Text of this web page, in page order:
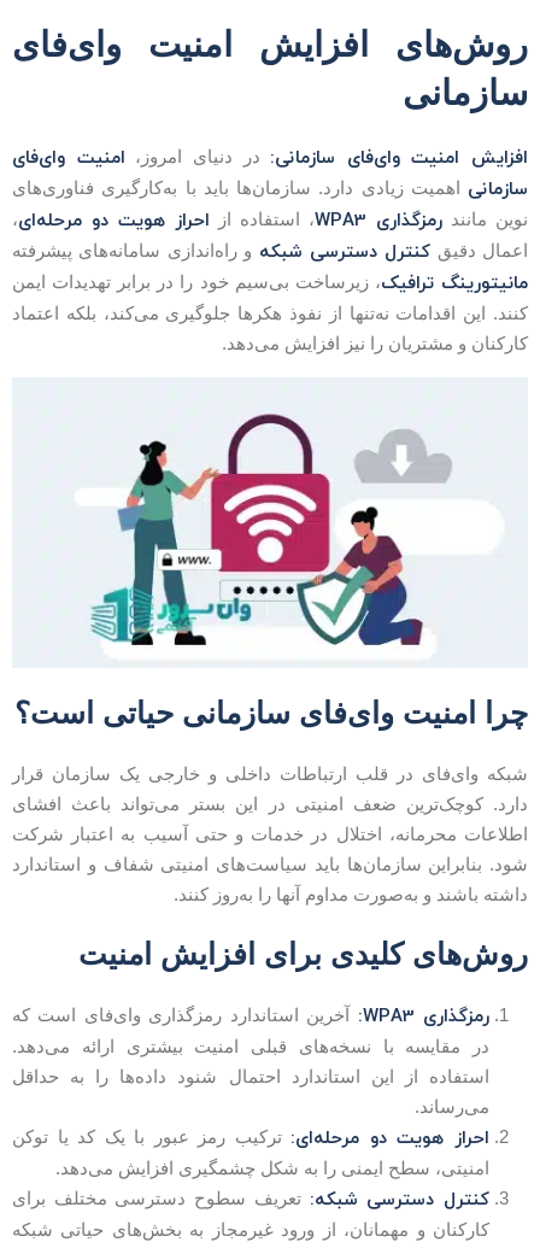
افزایش امنیت وای‌فای
امنیت وای‌فای سازمانی:در دنیای امروز،امنیت وای‌فای
اهمیت زیادی دارد. سازمان‌ها باید با به‌کارگیری فناوری‌های
مانندرمزگذاری WPA3 ، استفاده ازاحراز هویت دو مرحله‌ای،
دقیقکنترل دسترسی شبکهو راه‌اندازی سامانه‌های پیشرفته
ترافیک، زیرساخت بی‌سیم خود را در برابر تهدیدات ایمن
این اقدامات نه‌تنها از نفوذ هکرها جلوگیری می‌کند، بلکه اعتماد
و مشتریان را نیز افزایش می‌دهد.
امنیت وای‌فای سازمانی حیاتی است؟
وای‌فای در قلب ارتباطات داخلی و خارجی یک سازمان قرار
کوچک‌ترین ضعف امنیتی در این بستر می‌تواند باعث افشای
محرمانه، اختلال در خدمات و حتی آسیب به اعتبار شرکت
بنابراین سازمان‌ها باید سیاست‌های امنیتی شفاف و استاندارد
باشند و به‌صورت مداوم آنها را به‌روز کنند.
کلیدی برای افزایش امنیت
رمزگذاری WPA3:
آخرین استاندارد رمزگذاری وای‌فای است که
در مقایسه با نسخه‌های قبلی امنیت بیشتری ارائه می‌دهد.
استفاده از این استاندارد احتمال شنود داده‌ها را به حداقل
می‌رساند.
احراز هویت دو مرحله‌ای:ترکیب رمز عبور با یک کد یا توکن
امنیتی، سطح ایمنی را به شکل چشمگیری افزایش می‌دهد.
کنترل دسترسی شبکه:تعریف سطوح دسترسی مختلف برای
کارکنان و مهمانان، از ورود غیرمجاز به بخش‌های حیاتی شبکه